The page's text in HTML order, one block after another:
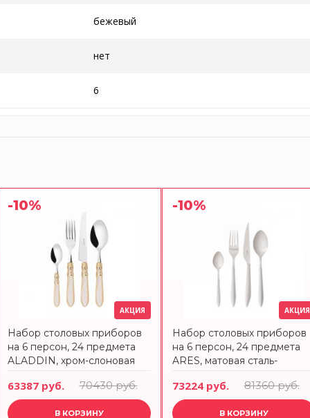
бежевый
нет
6
-10%
АКЦИЯ
Набор столовых приборов
на 6 персон, 24 предмета
ALADDIN, хром-слоновая
упаковке BUGATTI
63387 руб. 70430 руб.
В КОРЗИНУ
-10%
АКЦИЯ
Набор столовых приборов
на 6 персон, 24 предмета
ARES, матовая сталь-
подарочной упаковке
BUGATTI
73224 руб. 81360 руб.
В КОРЗИНУ